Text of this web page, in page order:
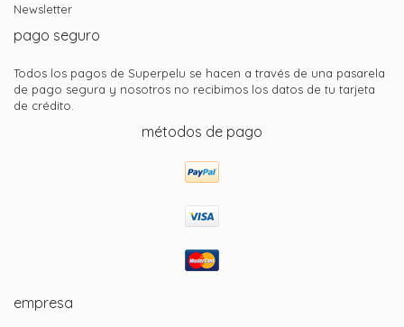
Newsletter
pago seguro
Todos los pagos de Superpelu se hacen a través de una pasarela
de pago segura y nosotros no recibimos los datos de tu tarjeta
de crédito.
métodos de pago
empresa